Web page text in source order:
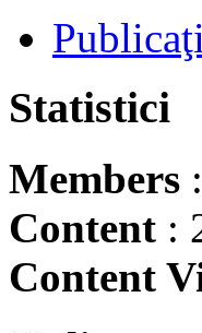
Statistici
Members
Content :
Content